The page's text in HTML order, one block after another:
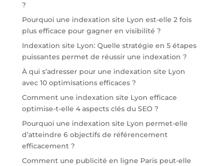
?
Pourquoi une indexation site Lyon est-elle 2 fois
plus efficace pour gagner en visibilité ?
Indexation site Lyon: Quelle stratégie en 5 étapes
puissantes permet de réussir une indexation ?
À qui s’adresser pour une indexation site Lyon
avec 10 optimisations efficaces ?
Comment une indexation site Lyon efficace
optimise-t-elle 4 aspects clés du SEO ?
Pourquoi une indexation site Lyon permet-elle
d’atteindre 6 objectifs de référencement
efficacement ?
Comment une publicité en ligne Paris peut-elle